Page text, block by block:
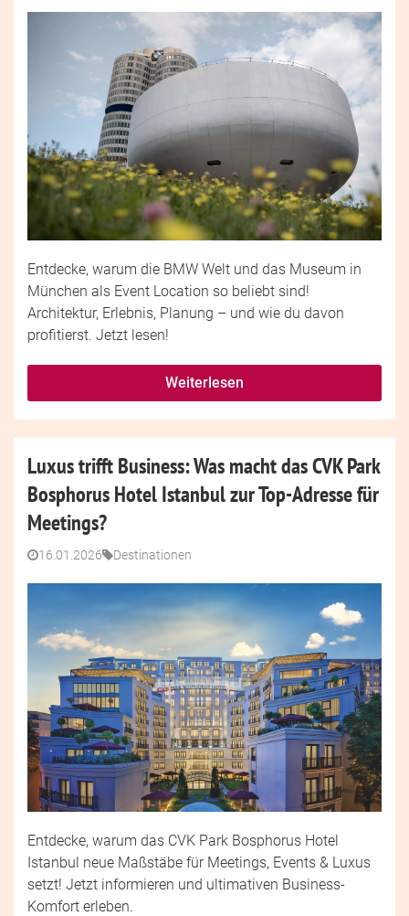
Entdecke, warum die BMW Welt und das Museum in
München als Event Location so beliebt sind!
Architektur, Erlebnis, Planung – und wie du davon
profitierst. Jetzt lesen!
Weiterlesen
Luxus trifft Business: Was macht das CVK Park
Bosphorus Hotel Istanbul zur Top-Adresse für
Meetings?
16.01.2026 Destinationen
Entdecke, warum das CVK Park Bosphorus Hotel
Istanbul neue Maßstäbe für Meetings, Events & Luxus
setzt! Jetzt informieren und ultimativen Business-
Komfort erleben.